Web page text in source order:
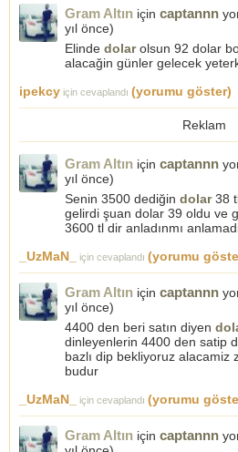
Gram Altın için captannn
yıl önce)
Elinde dolarolsun 92 dolar
alacağin günler gelecek
ipekcy için cevaplandı (yorumu göster)
Reklam
Gram Altın için captannn
yıl önce)
Senin 3500 dediğin dolar38
gelirdi şuan dolar 39 oldu ve
3600 tl dir anladınmı
_UzMaN_
için cevaplandı (yorumu
Gram Altın için captannn
yıl önce)
4400 den beri satın diyen
dinleyenlerin 4400 den satip
bazlı dip bekliyoruz alacamiz
budur
_UzMaN_
için cevaplandı (yorumu
Gram Altın için captannn